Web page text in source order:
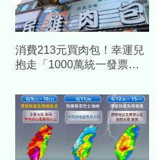
消費213元買肉包！幸運兒
抱走「1000萬統一發票」